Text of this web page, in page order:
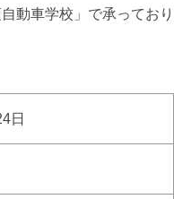
動車学校」で承っており
日